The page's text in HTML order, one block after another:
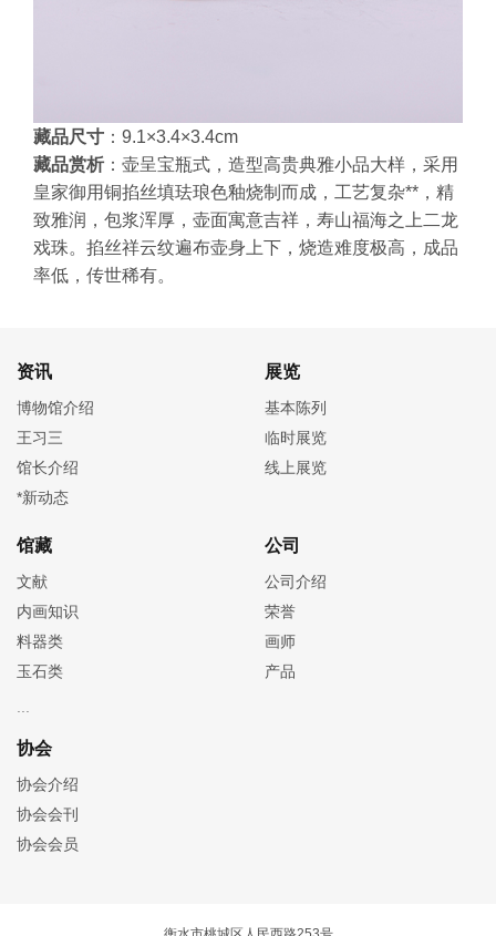
藏品尺寸 ：9.1×3.4×3.4cm
藏品赏析 ：壶呈宝瓶式，造型高贵典雅小品大样，采用
皇家御用铜掐丝填珐琅色釉烧制而成，工艺复杂**，精
致雅润，包浆浑厚，壶面寓意吉祥，寿山福海之上二龙
戏珠。掐丝祥云纹遍布壶身上下，烧造难度极高，成品
率低，传世稀有。
资讯
博物馆介绍
王习三
馆长介绍
*新动态
展览
基本陈列
临时展览
线上展览
馆藏
文献
内画知识
料器类
玉石类
公司
公司介绍
荣誉
画师
产品
协会
协会介绍
协会会刊
协会会员